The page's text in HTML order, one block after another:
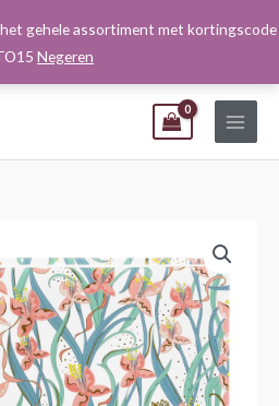
gehele assortiment met kortingscode
Negeren